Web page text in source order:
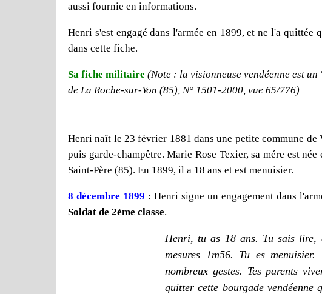
aussi fournie en informations.
Henri s'est engagé dans l'armée en 1899, et ne l'a
dans cette fiche.
Sa fiche militaire (Note : la visionneuse vendéenne est
de La Roche-sur-Yon (85), N° 1501-2000, vue 65/776)
Henri naît le 23 février 1881 dans une petite commune
puis garde-champêtre. Marie Rose Texier, sa mére est
Saint-Père (85). En 1899, il a 18 ans et est menuisier.
8 décembre 1899 : Henri signe un engagement dans
Soldat de 2ème classe.
Henri, tu as 18 ans. Tu sais lire,
mesures 1m56. Tu es
nombreux gestes. Tes parents
quitter cette bourgade